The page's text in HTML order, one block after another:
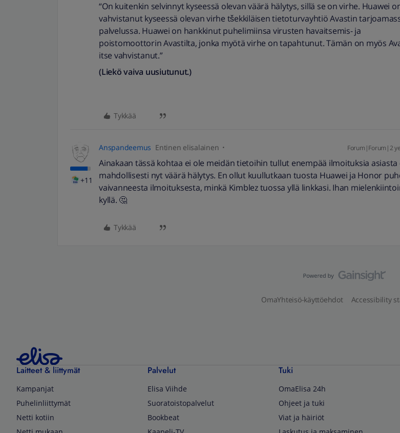
“On kuitenkin selvinnyt kyseessä olevan väärä hälytys, sillä se on virhe. Huawei
vahvistanut kyseessä olevan virhe tšekkiläisen tietoturvayhtiö Avastin
palvelussa. Huawei on hankkinut puhelimiinsa virusten havaitsemis- ja
poistomoottorin Avastilta, jonka myötä virhe on tapahtunut. Tämän on myös
itse vahvistanut.”
(Liekö vaiva uusiutunut.)
Tykkää
+11
Anspandeemus Entinen elisalainen Forum|Forum|2
Ainakaan tässä kohtaa ei ole meidän tietoihin tullut enempää ilmoituksia asiasta
mahdollisesti nyt väärä hälytys. En ollut kuullutkaan tuosta Huawei ja Honor
vaivanneesta ilmoituksesta, minkä Kimblez tuossa yllä linkkasi. Ihan
kyllä. 🤔
Tykkää
OmaYhteisö-käyttöehdot Accessibility
Laitteet & liittymät
Kampanjat
Puhelinliittymät
Netti kotiin
Palvelut
Elisa Viihde
Suoratoistopalvelut
Bookbeat
Tuki
OmaElisa 24h
Ohjeet ja tuki
Viat ja häiriöt